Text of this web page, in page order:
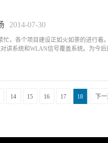
2014-07-30
，各个项目建设正如火如荼的进行着
讲系统和WLAN信号覆盖系统。为今
14 15 16 17 18 下